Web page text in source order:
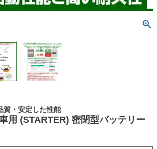
質・安定した性能
用 (STARTER) 密閉型バッテリー